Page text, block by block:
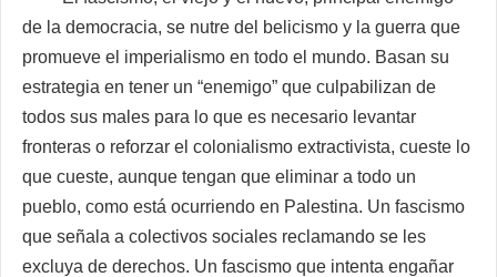
de la democracia, se nutre del belicismo y la guerra que
promueve el imperialismo en todo el mundo. Basan su
estrategia en tener un “enemigo” que culpabilizan de
todos sus males para lo que es necesario levantar
fronteras o reforzar el colonialismo extractivista, cueste lo
que cueste, aunque tengan que eliminar a todo un
pueblo, como está ocurriendo en Palestina. Un fascismo
que señala a colectivos sociales reclamando se les
excluya de derechos. Un fascismo que intenta engañar